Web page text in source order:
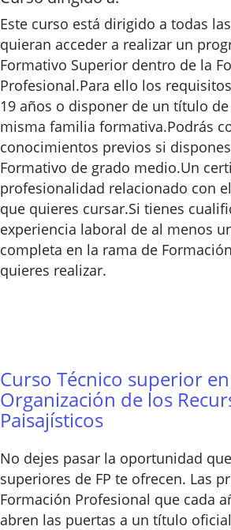
Este curso está dirigido a todas
quieran acceder a realizar un
Formativo Superior dentro de la
Profesional.Para ello los
19 años o disponer de un título
misma familia formativa.Podrás
conocimientos previos si
Formativo de grado medio.Un
profesionalidad relacionado con
que quieres cursar.Si tienes
experiencia laboral de al menos
completa en la rama de
quieres realizar.
Curso Técnico superior
Organización de los
Paisajísticos
No dejes pasar la oportunidad
superiores de FP te ofrecen. Las
Formación Profesional que cada
abren las puertas a un título